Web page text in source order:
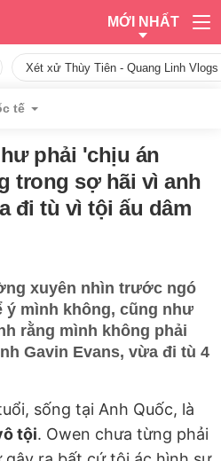
MỚI NHẤT
Xét xử Thùy Tiên - Quang Linh
tế
phải 'chịu án
trong sợ hãi vì anh
đi tù vì tội ấu dâm
xuyên nhìn trước ngó
ý mình không, cũng như
rằng mình không phải
Gavin Evans, vừa đi tù 4
sống tại Anh Quốc, là
tội. Owen chưa từng phải